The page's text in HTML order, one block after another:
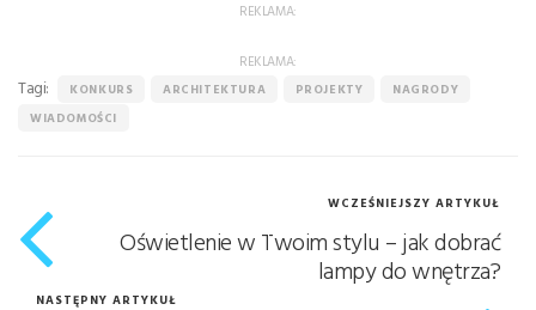
REKLAMA:
REKLAMA:
Tagi: KONKURS ARCHITEKTURA PROJEKTY
NAGRODY
WIADOMOŚCI
WCZEŚNIEJSZY ARTYKUŁ
Oświetlenie w Twoim stylu – jak dobrać
lampy do wnętrza?
NASTĘPNY ARTYKUŁ